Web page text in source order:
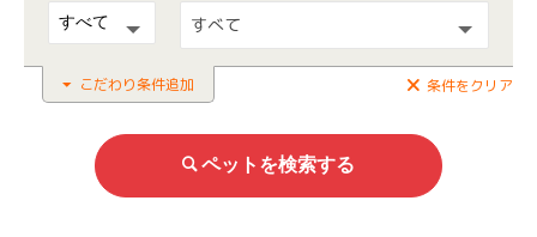
すべて
こだわり条件追加 条件をクリア